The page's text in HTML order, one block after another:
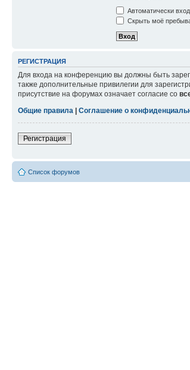
Автоматически
Скрыть моё
РЕГИСТРАЦИЯ
Для входа на конференцию вы должны быть
также дополнительные привилегии для
присутствие на форумах означает согласие со
Общие правила
Соглашение о
Регистрация
Список форумов